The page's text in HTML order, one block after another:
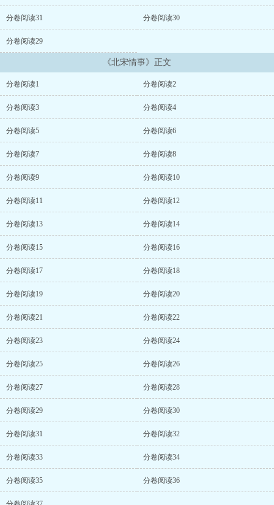
有“我ai你...
分卷阅读31 分卷阅读30
分卷阅读29
《北宋情事》正文
分卷阅读1 分卷阅读2
分卷阅读3 分卷阅读4
分卷阅读5 分卷阅读6
分卷阅读7 分卷阅读8
分卷阅读9 分卷阅读10
分卷阅读11 分卷阅读12
分卷阅读13 分卷阅读14
分卷阅读15 分卷阅读16
分卷阅读17 分卷阅读18
分卷阅读19 分卷阅读20
分卷阅读21 分卷阅读22
分卷阅读23 分卷阅读24
分卷阅读25 分卷阅读26
分卷阅读27 分卷阅读28
分卷阅读29 分卷阅读30
分卷阅读31 分卷阅读32
分卷阅读33 分卷阅读34
分卷阅读35 分卷阅读36